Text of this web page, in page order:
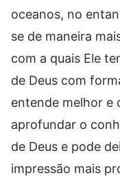
oceanos, no
se de maneira
com a quais Ele
de Deus com
entende melhor e
aprofundar o
de Deus e pode
impressão mais